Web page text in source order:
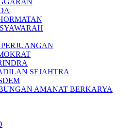
SEJAHTRA
AMANAT BERKARYA